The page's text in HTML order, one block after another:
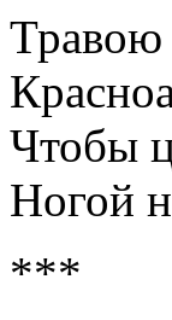
Травою
Чтобы
Ногой
***